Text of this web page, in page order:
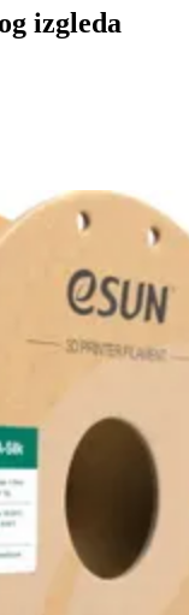
izgleda